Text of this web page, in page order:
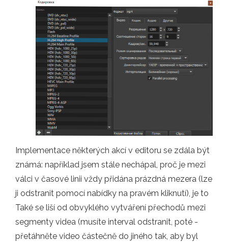
Implementace některých akcí v editoru se zdála být
známá: například jsem stále nechápal, proč je mezi
válci v časové linii vždy přidána prázdná mezera (lze
ji odstranit pomocí nabídky na pravém kliknutí), je to
Také se liší od obvyklého vytváření přechodů mezi
segmenty videa (musíte interval odstranit, poté -
přetáhněte video částečně do jiného tak, aby byl